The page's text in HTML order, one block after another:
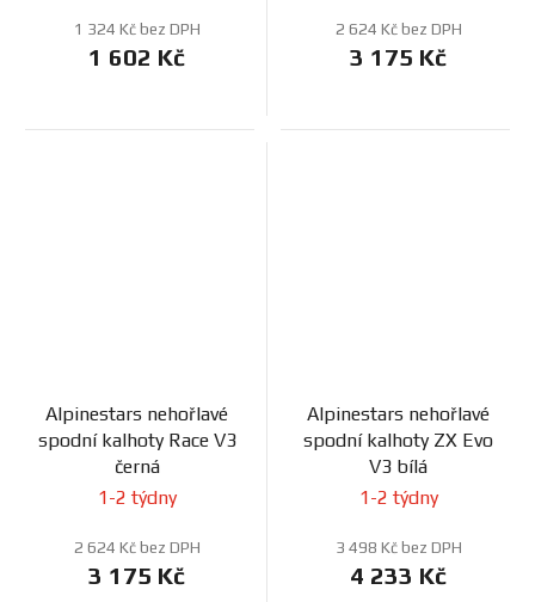
1 324 Kč bez DPH
1 602 Kč
2 624 Kč bez DPH
3 175 Kč
Alpinestars nehořlavé
spodní kalhoty Race V3
černá
1-2 týdny
2 624 Kč bez DPH
3 175 Kč
Alpinestars nehořlavé
spodní kalhoty ZX Evo
V3 bílá
1-2 týdny
3 498 Kč bez DPH
4 233 Kč